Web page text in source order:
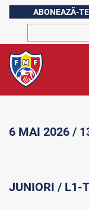
ABONEAZĂ-
6 MAI 2026 /
JUNIORI / L1-